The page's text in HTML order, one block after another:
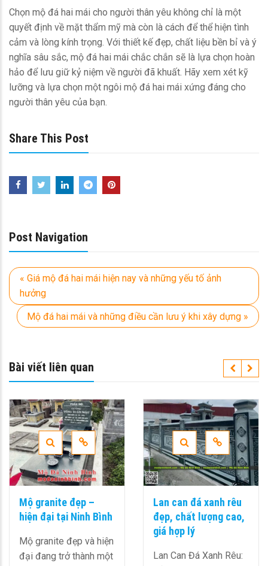
Chọn mộ đá hai mái cho người thân yêu không chỉ là một
quyết định về mặt thẩm mỹ mà còn là cách để thể hiện tình
cảm và lòng kính trọng. Với thiết kế đẹp, chất liệu bền bỉ và ý
nghĩa sâu sắc, mộ đá hai mái chắc chắn sẽ là lựa chọn hoàn
hảo để lưu giữ kỷ niệm về người đã khuất. Hãy xem xét kỹ
lưỡng và lựa chọn một ngôi mộ đá hai mái xứng đáng cho
người thân yêu của bạn.
Share This Post
Post Navigation
« Giá mộ đá hai mái hiện nay và những yếu tố ảnh
hưởng
Mộ đá hai mái và những điều cần lưu ý khi xây dựng »
Bài viết liên quan
Mộ granite đẹp –
hiện đại tại Ninh Bình
Mộ granite đẹp và hiện
đại đang trở thành một
Lan can đá xanh rêu
đẹp, chất lượng cao,
giá hợp lý
Lan Can Đá Xanh Rêu: